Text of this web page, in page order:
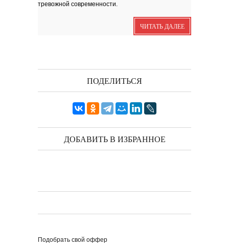
Исповедь 4. ''ПАРФЮМЕР''
Дорогие друзья! В 2018 году
исполняется 95 лет...
книги ''Я думаю...
тревожной современности.
ЧИТАТЬ ДАЛЕЕ
ПОДЕЛИТЬСЯ
ДОБАВИТЬ В ИЗБРАННОЕ
Подобрать свой оффер